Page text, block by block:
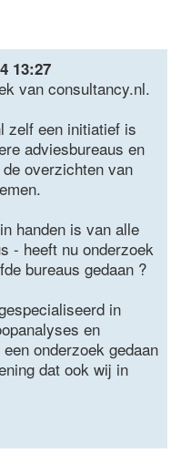
13:27
van consultancy.nl.
zelf een initiatief is
adviesbureaus en
overzichten van
handen is van alle
- heeft nu onderzoek
bureaus gedaan ?
in
en
onderzoek gedaan
dat ook wij in